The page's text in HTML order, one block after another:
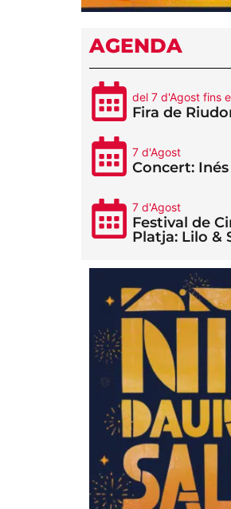
AGENDA
del 7 d'Agost fins
Fira de
7 d'Agost
Concert: Inés
7 d'Agost
Festival de
Platja: Lilo &